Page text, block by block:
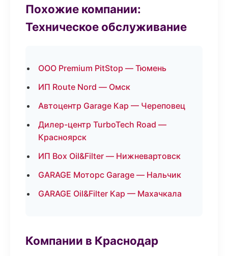
Похожие компании:
Техническое обслуживание
ООО Premium PitStop — Тюмень
ИП Route Nord — Омск
Автоцентр Garage Кар — Череповец
Дилер-центр TurboTech Road —
Красноярск
ИП Box Oil&Filter — Нижневартовск
GARAGE Моторс Garage — Нальчик
GARAGE Oil&Filter Кар — Махачкала
Компании в Краснодар